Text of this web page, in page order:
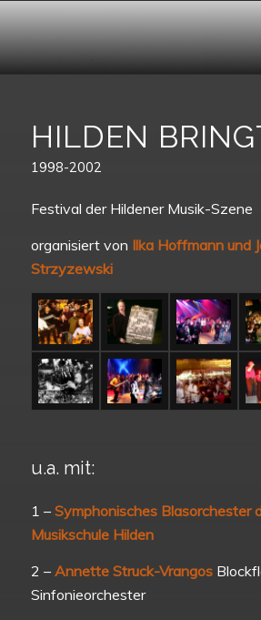
HILDEN
1998-2002
Festival der Hildener Musik-Szene
organisiert von Ilka Hoffmann und
Strzyzewski
u.a. mit:
1 –Symphonisches Blasorchester
Musikschule Hilden
2 –Annette Struck-Vrangos
Sinfonieorchester